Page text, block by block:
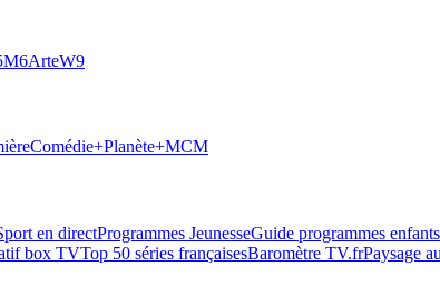
M6ArteW9
Comédie+Planète+MCM
en directProgrammes JeunesseGuide programmes enfants
box TVTop 50 séries françaisesBaromètre TV.frPaysage